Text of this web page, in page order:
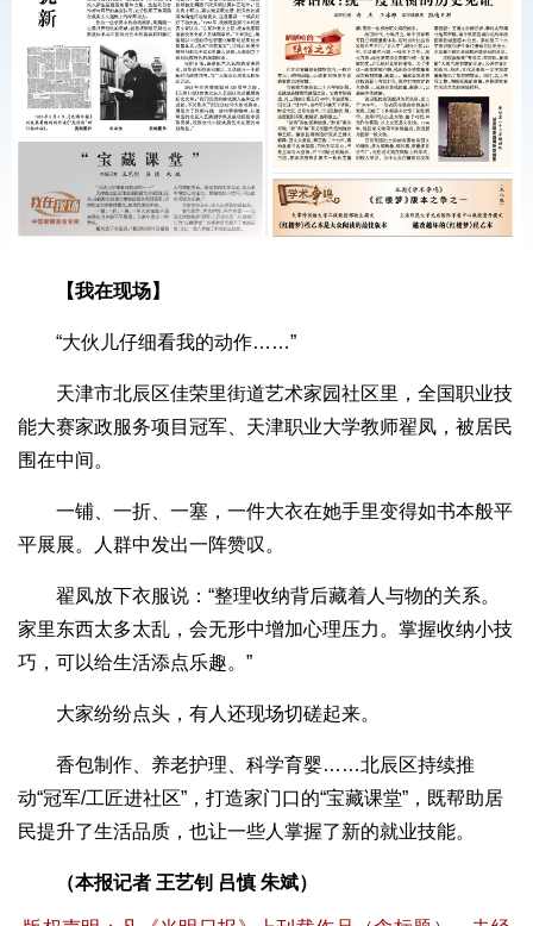
【我在现场】
“大伙儿仔细看我的动作……”
天津市北辰区佳荣里街道艺术家园社区里，全国职业技
能大赛家政服务项目冠军、天津职业大学教师翟凤，被居民
围在中间。
一铺、一折、一塞，一件大衣在她手里变得如书本般平
平展展。人群中发出一阵赞叹。
翟凤放下衣服说：“整理收纳背后藏着人与物的关系。
家里东西太多太乱，会无形中增加心理压力。掌握收纳小技
巧，可以给生活添点乐趣。”
大家纷纷点头，有人还现场切磋起来。
香包制作、养老护理、科学育婴……北辰区持续推
动“冠军/工匠进社区”，打造家门口的“宝藏课堂”，既帮助居
民提升了生活品质，也让一些人掌握了新的就业技能。
（本报记者 王艺钊 吕慎 朱斌）